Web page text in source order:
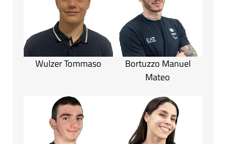
Wulzer Tommaso
Bortuzzo Manuel
Mateo